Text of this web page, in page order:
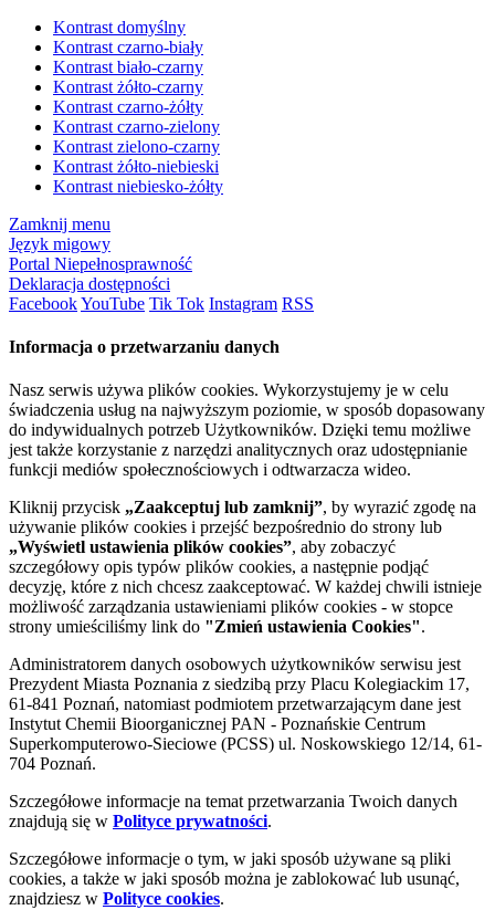
Kontrast domyślny
Kontrast czarno-biały
Kontrast biało-czarny
Kontrast żółto-czarny
Kontrast czarno-żółty
Kontrast czarno-zielony
Kontrast zielono-czarny
Kontrast żółto-niebieski
Kontrast niebiesko-żółty
Zamknij menu
Język migowy
Portal Niepełnosprawność
Deklaracja dostępności
FacebookYouTube Tik Tok Instagram RSS
Informacja o przetwarzaniu danych
Nasz serwis używa plików cookies. Wykorzystujemy je w celu
świadczenia usług na najwyższym poziomie, w sposób dopasowany
do indywidualnych potrzeb Użytkowników. Dzięki temu możliwe
jest także korzystanie z narzędzi analitycznych oraz udostępnianie
funkcji mediów społecznościowych i odtwarzacza wideo.
Kliknij przycisk „Zaakceptuj lub zamknij”, by wyrazić zgodę na
używanie plików cookies i przejść bezpośrednio do strony lub
„Wyświetl ustawienia plików cookies”, aby zobaczyć
szczegółowy opis typów plików cookies, a następnie podjąć
decyzję, które z nich chcesz zaakceptować. W każdej chwili istnieje
możliwość zarządzania ustawieniami plików cookies - w stopce
strony umieściliśmy link do "Zmień ustawienia Cookies".
Administratorem danych osobowych użytkowników serwisu jest
Prezydent Miasta Poznania z siedzibą przy Placu Kolegiackim 17,
61-841 Poznań, natomiast podmiotem przetwarzającym dane jest
Instytut Chemii Bioorganicznej PAN - Poznańskie Centrum
Superkomputerowo-Sieciowe (PCSS) ul. Noskowskiego 12/14, 61-
704 Poznań.
Szczegółowe informacje na temat przetwarzania Twoich danych
znajdują się w Polityce prywatności.
Szczegółowe informacje o tym, w jaki sposób używane są pliki
cookies, a także w jaki sposób można je zablokować lub usunąć,
znajdziesz w Polityce cookies.